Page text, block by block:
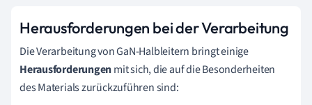
Herausforderungen bei der Verarbeitung
Die Verarbeitung von GaN-Halbleitern bringt einige
Herausforderungenmit sich, die auf die Besonderheiten
des Materials zurückzuführen sind: